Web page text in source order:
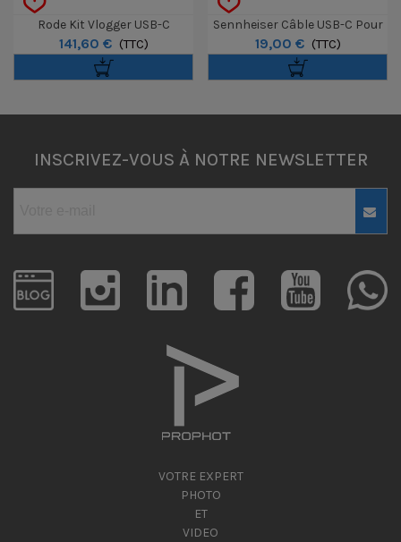
Rode Kit Vlogger USB-C
141,60 € (TTC)
Sennheiser Câble USB-C Pour
Micro Profile
19,00 € (TTC)
INSCRIVEZ-VOUS À NOTRE NEWSLETTER
VOTRE EXPERT
PHOTO
ET
VIDEO